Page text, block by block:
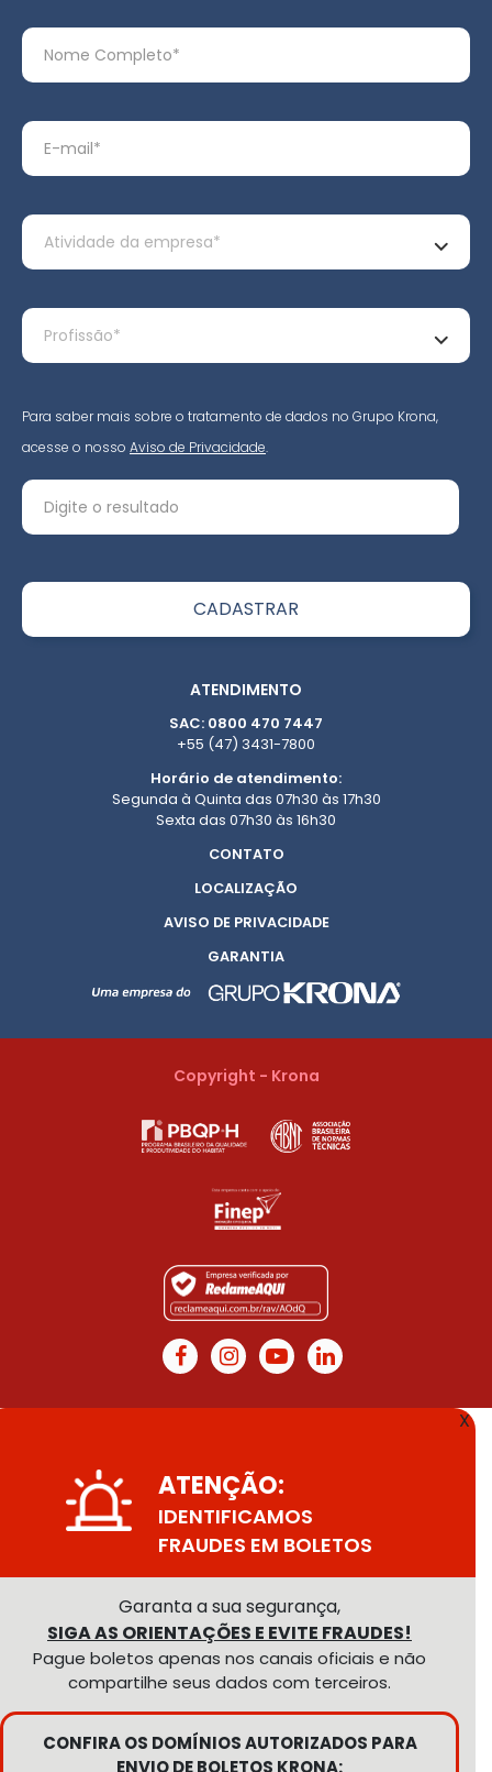
Para saber mais sobre o tratamento de dados no Grupo Krona,
acesse o nosso Aviso de Privacidade.
ATENDIMENTO
SAC: 0800 470 7447
+55 (47) 3431-7800
Horário de atendimento:
Segunda à Quinta das 07h30 às 17h30
Sexta das 07h30 às 16h30
CONTATO
LOCALIZAÇÃO
AVISO DE PRIVACIDADE
GARANTIA
Copyright - Krona
X
ATENÇÃO:
IDENTIFICAMOS
FRAUDES EM BOLETOS
Garanta a sua segurança,
SIGA AS ORIENTAÇÕES E EVITE FRAUDES!
Pague boletos apenas nos canais oficiais e não
compartilhe seus dados com terceiros.
CONFIRA OS DOMÍNIOS AUTORIZADOS PARA
ENVIO DE BOLETOS KRONA: